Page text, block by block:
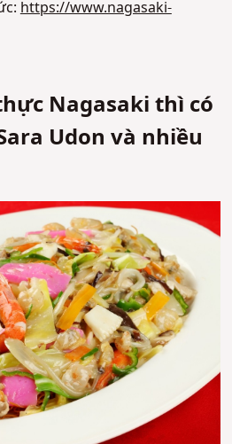
https://www.nagasaki-
Nagasaki thì có
Udon và nhiều